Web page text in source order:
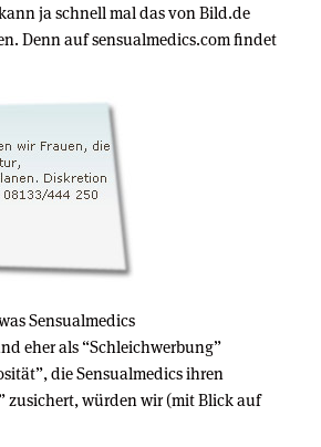
ja schnell mal das von Bild.de
Denn auf sensualmedics.com findet
Sensualmedics
eher als “Schleichwerbung”
die Sensualmedics ihren
zusichert, würden wir (mit Blick auf